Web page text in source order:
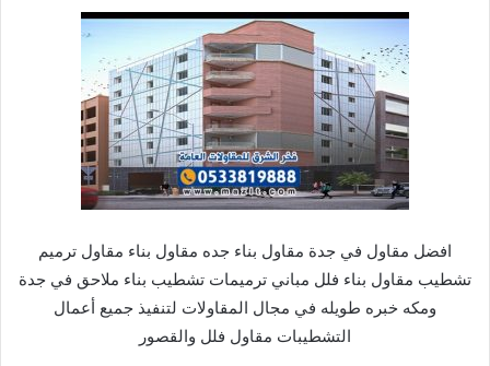
افضل مقاول في جدة مقاول بناء جده مقاول بناء مقاول ترميم
تشطيب مقاول بناء فلل مباني ترميمات تشطيب بناء ملاحق في جدة
ومكه خبره طويله في مجال المقاولات لتنفيذ جميع أعمال
التشطيبات مقاول فلل والقصور